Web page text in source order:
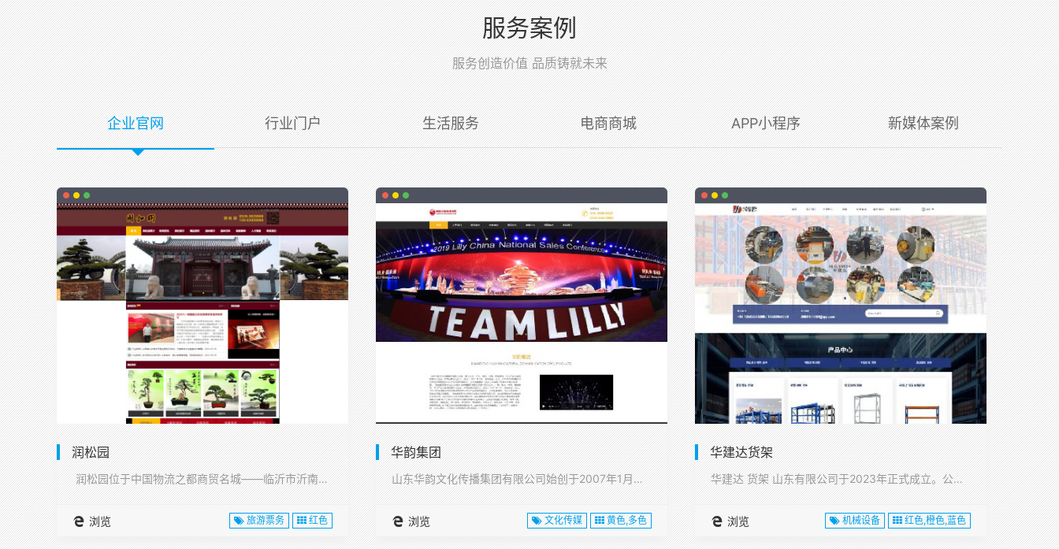
服务案例
服务创造价值 品质铸就未来
企业官网 行业门户 生活服务 电商商城 APP小程序 新媒体案例
润松园
润松园位于中国物流之都商贸名城——临沂市沂南县,···
浏览 旅游票务 红色
华韵集团
山东华韵文化传播集团有限公司始创于2007年1月，注册资本1···
浏览 文化传媒 黄色,多色
华建达货架
华建达 货架 山东有限公司于2023年正式成立。公司位于山东···
浏览 机械设备 红色,橙色,蓝色